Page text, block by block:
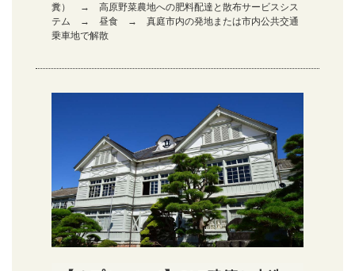
糞） → 高原野菜農地への肥料配達と散布サービスシス
テム → 昼食 → 真庭市内の発地または市内公共交通
乗車地で解散